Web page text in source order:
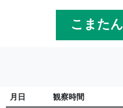
こまたん
月日 観察時間